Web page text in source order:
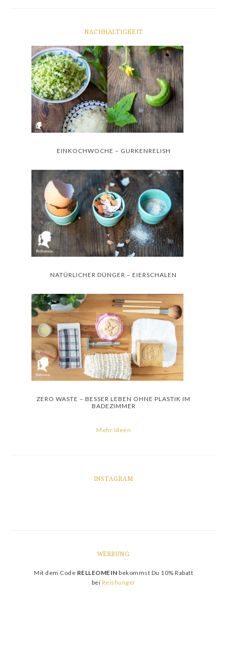
NACHHALTIGKEIT
EINKOCHWOCHE – GURKENRELISH
NATÜRLICHER DÜNGER – EIERSCHALEN
ZERO WASTE – BESSER LEBEN OHNE PLASTIK IM
BADEZIMMER
Mehr Ideen
INSTAGRAM
WERBUNG
Mit dem Code RELLEOMEIN bekommst Du 10% Rabatt
bei Reishunger